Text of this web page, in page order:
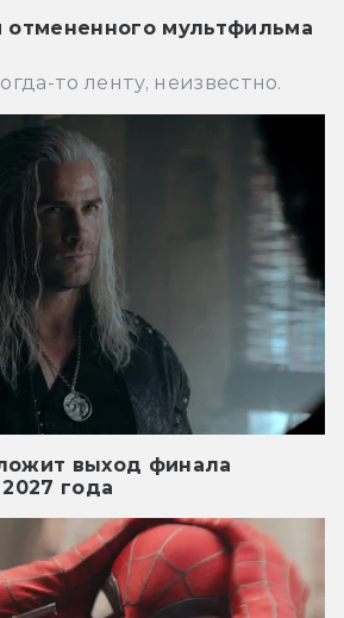
мультфильма
то ленту, неизвестно.
выход финала
года